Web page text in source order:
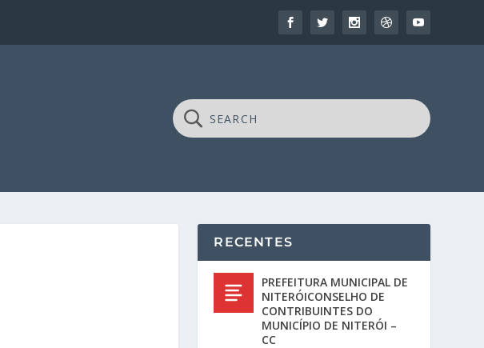
RECENTES
PREFEITURA MUNICIPAL DE
NITERÓICONSELHO DE
CONTRIBUINTES DO
MUNICÍPIO DE NITERÓI –
CC